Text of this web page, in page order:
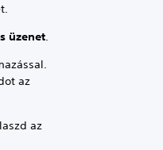
üzenet
az
az